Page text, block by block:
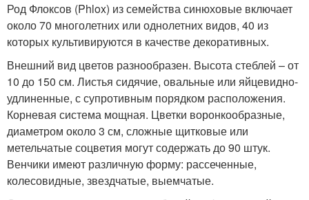
Род Флоксов (Phlox) из семейства синюховые включает
около 70 многолетних или однолетних видов, 40 из
которых культивируются в качестве декоративных.
Внешний вид цветов разнообразен. Высота стеблей – от
10 до 150 см. Листья сидячие, овальные или яйцевидно-
удлиненные, с супротивным порядком расположения.
Корневая система мощная. Цветки воронкообразные,
диаметром около 3 см, сложные щитковые или
метельчатые соцветия могут содержать до 90 штук.
Венчики имеют различную форму: рассеченные,
колесовидные, звездчатые, выемчатые.